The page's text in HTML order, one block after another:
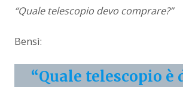
“Quale telescopio devo comprare?”
Bensì:
“Quale telescopio è